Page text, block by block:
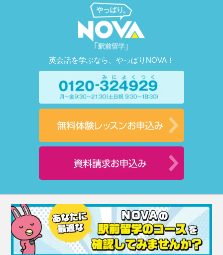
英会話を学ぶなら、やっぱりNOVA！